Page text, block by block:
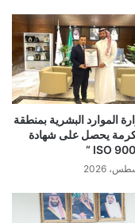
الموارد البشرية بمنطقة
يحصل على شهادة
ISO